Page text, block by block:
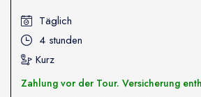
Täglich
4 stunden
Kurz
Zahlung vor der Tour. Versicherung